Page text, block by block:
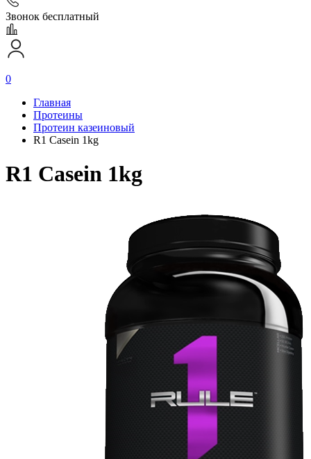
Звонок бесплатный
0
Главная
Протеины
Протеин казеиновый
R1 Casein 1kg
R1 Casein 1kg